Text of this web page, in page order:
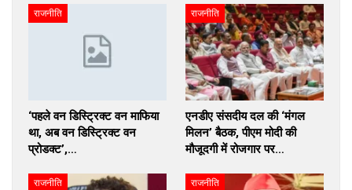
राजनीति
‘पहले वन डिस्ट्रिक्ट वन माफिया
था, अब वन डिस्ट्रिक्ट वन
प्रोडक्ट’,…
राजनीति
एनडीए संसदीय दल की ‘मंगल
मिलन’ बैठक, पीएम मोदी की
मौजूदगी में रोजगार पर…
राजनीति राजनीति